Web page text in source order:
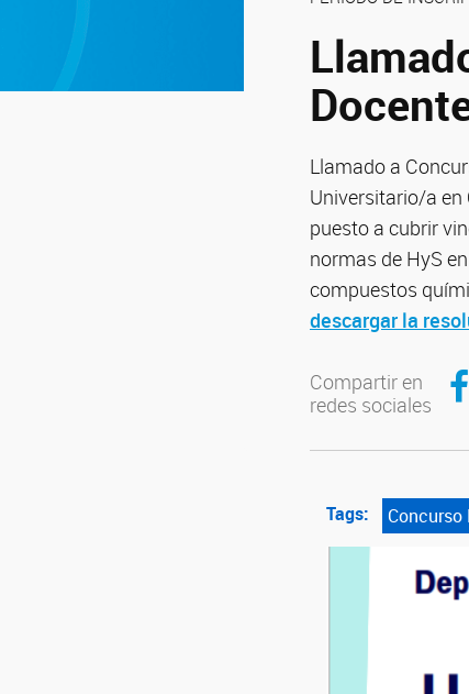
Llamado a
Universitario/a en
puesto a cubrir
normas de HyS
compuestos
descargar la
Compartir en
redes sociales
Tags: Concurso